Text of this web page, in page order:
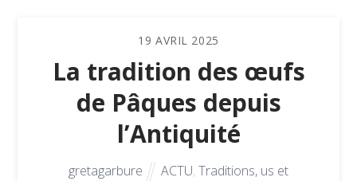
19 AVRIL 2025
La tradition des œufs
de Pâques depuis
l’Antiquité
gretagarbure ACTU, Traditions, us et